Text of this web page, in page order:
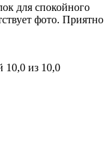
для спокойного
фото. Приятно
10,0 из 10,0